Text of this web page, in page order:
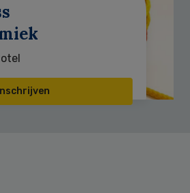
Inschrijven